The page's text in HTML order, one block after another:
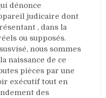
dénonce
judicaire dont
, dans la
ou supposés.
nous sommes
naissance de ce
pièces par une
exécutif tout en
des